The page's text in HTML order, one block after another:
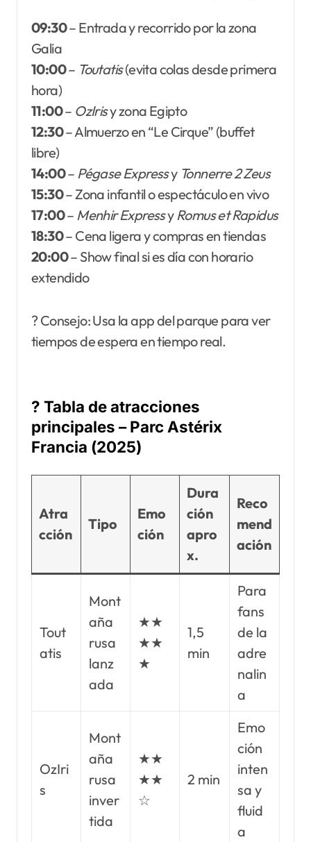
09:30– Entrada y recorrido por la zona
Galia
10:00– Toutatis(evita colas desde primera
hora)
11:00– OzIrisy zona Egipto
12:30– Almuerzo en “Le Cirque” (buffet
libre)
14:00– Pégase Expressy Tonnerre 2 Zeus
15:30– Zona infantil o espectáculo en vivo
17:00– Menhir ExpressyRomus et Rapidus
18:30– Cena ligera y compras en tiendas
20:00– Show final si es día con horario
extendido
? Consejo: Usa la app del parque para ver
tiempos de espera en tiempo real.
?️ Tabla de atracciones
principales – Parc Astérix
Francia (2025)
Atra
cción
Tipo
Emo
ción
Dura
ción
apro
x.
Reco
mend
ación
Tout
atis
Mont
aña
rusa
lanz
ada
★★
★★
★
1,5
min
Para
fans
de la
adre
nalin
a
OzIri
s
Mont
aña
rusa
inver
tida
★★
★★
☆
2 min
Emo
ción
inten
sa y
fluid
a